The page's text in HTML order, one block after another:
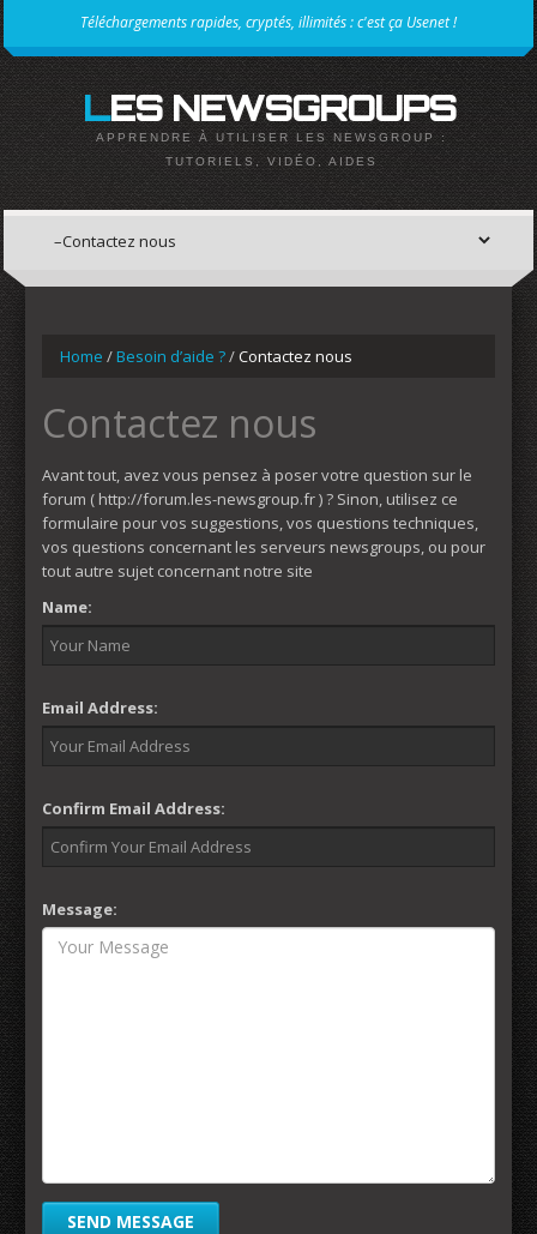
Téléchargements rapides, cryptés, illimités : c'est ça Usenet !
LES NEWSGROUPS
APPRENDRE À UTILISER LES NEWSGROUP :
TUTORIELS, VIDÉO, AIDES
Home /Besoin d’aide ?/Contactez nous
Contactez nous
Avant tout, avez vous pensez à poser votre question sur le
forum ( http://forum.les-newsgroup.fr ) ? Sinon, utilisez ce
formulaire pour vos suggestions, vos questions techniques,
vos questions concernant les serveurs newsgroups, ou pour
tout autre sujet concernant notre site
Name:
Email Address:
Confirm Email Address:
Message: